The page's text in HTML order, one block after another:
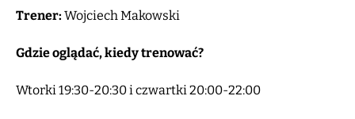
Trener: Wojciech Makowski
Gdzie oglądać, kiedy trenować?
Wtorki 19:30-20:30 i czwartki 20:00-22:00